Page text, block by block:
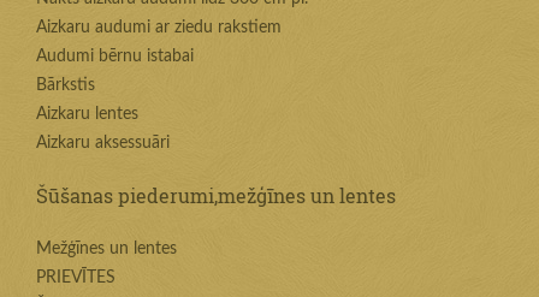
Aizkaru audumi ar ziedu rakstiem
Audumi bērnu istabai
Bārkstis
Aizkaru lentes
Aizkaru aksessuāri
Šūšanas piederumi,mežģīnes un lentes
Mežģīnes un lentes
PRIEVĪTES